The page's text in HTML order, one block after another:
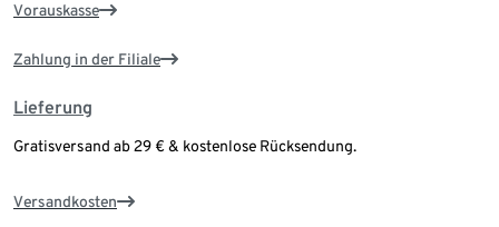
Vorauskasse
Zahlung in der Filiale
Lieferung
Gratisversand ab 29 € & kostenlose Rücksendung.
Versandkosten